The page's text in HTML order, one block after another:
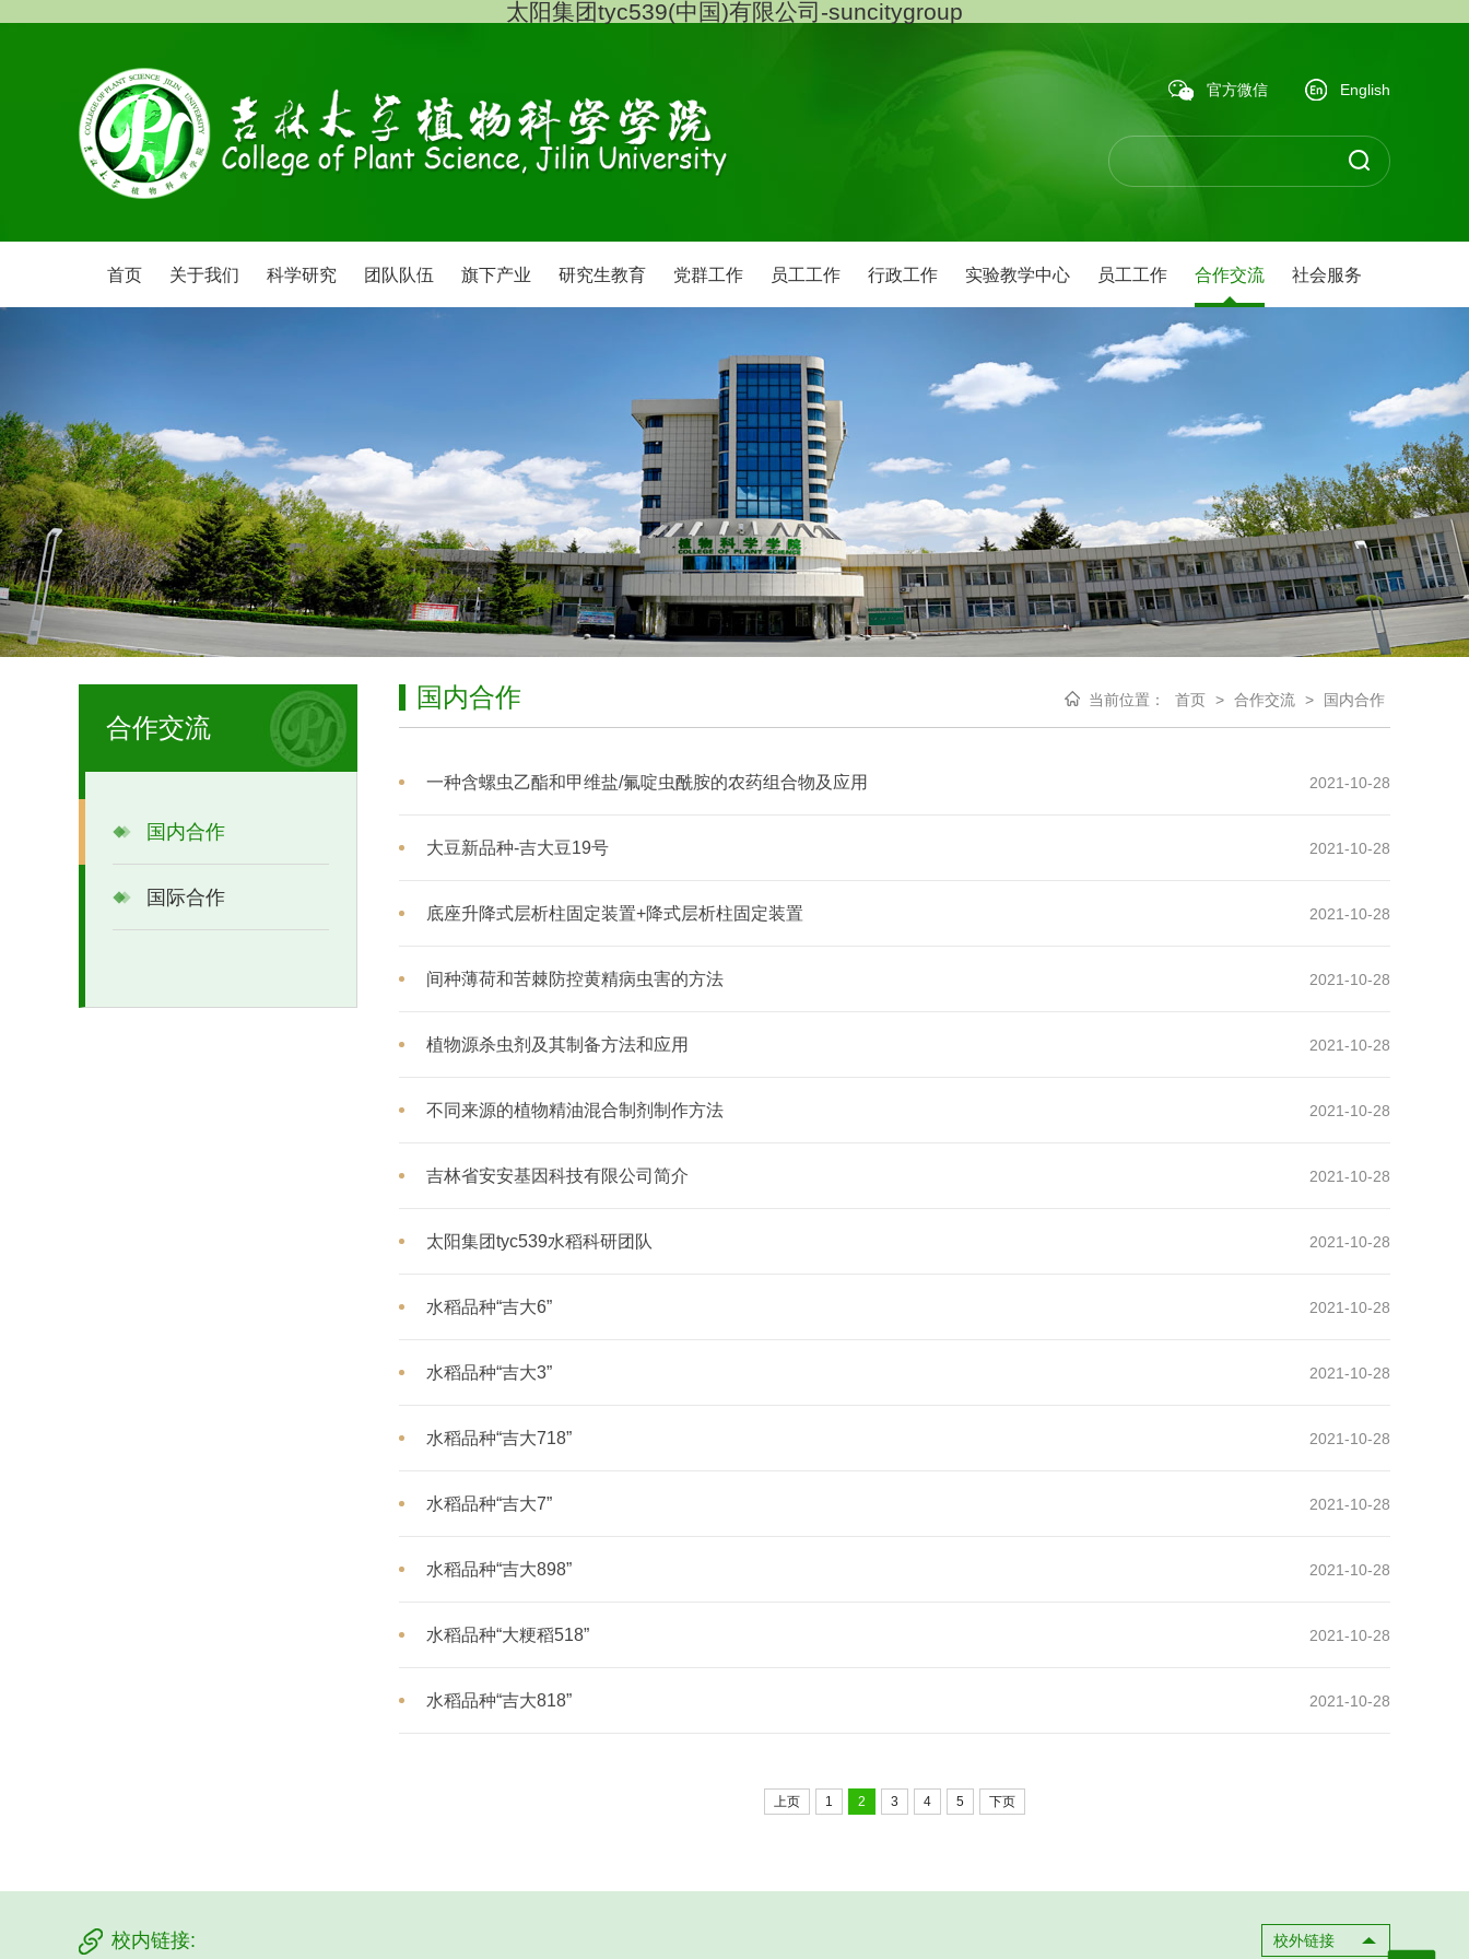
太阳集团tyc539(中国)有限公司-suncitygroup
官方微信 English
首页 关于我们 科学研究 团队队伍 旗下产业 研究生教育 党群工作 员工工作 行政工作 实验教学中心 员工工作 合作交流 社会服务
合作交流
国内合作
国际合作
国内合作 当前位置： 首页 > 合作交流 > 国内合作
一种含螺虫乙酯和甲维盐/氟啶虫酰胺的农药组合物及应用 2021-10-28
大豆新品种-吉大豆19号 2021-10-28
底座升降式层析柱固定装置+降式层析柱固定装置 2021-10-28
间种薄荷和苦棘防控黄精病虫害的方法 2021-10-28
植物源杀虫剂及其制备方法和应用 2021-10-28
不同来源的植物精油混合制剂制作方法 2021-10-28
吉林省安安基因科技有限公司简介 2021-10-28
太阳集团tyc539水稻科研团队 2021-10-28
水稻品种“吉大6” 2021-10-28
水稻品种“吉大3” 2021-10-28
水稻品种“吉大718” 2021-10-28
水稻品种“吉大7” 2021-10-28
水稻品种“吉大898” 2021-10-28
水稻品种“大粳稻518” 2021-10-28
水稻品种“吉大818” 2021-10-28
上页 1 2 3 4 5 下页
校内链接: 校外链接